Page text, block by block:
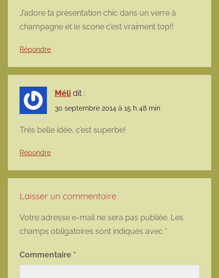
J’adore ta présentation chic dans un verre à
champagne et le scone c’est vraiment top!!
Répondre
Méli dit :
30 septembre 2014 à 15 h 48 min
Très belle idée, c’est superbe!
Répondre
Laisser un commentaire
Votre adresse e-mail ne sera pas publiée. Les
champs obligatoires sont indiqués avec *
Commentaire *